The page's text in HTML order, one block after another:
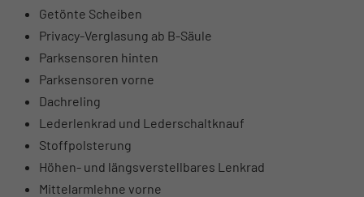
Getönte Scheiben
Privacy-Verglasung ab B-Säule
Parksensoren hinten
Parksensoren vorne
Dachreling
Lederlenkrad und Lederschaltknauf
Stoffpolsterung
Höhen- und längsverstellbares Lenkrad
Mittelarmlehne vorne